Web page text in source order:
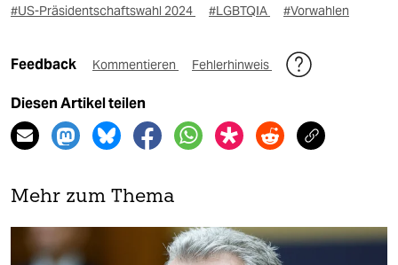
#US-Präsidentschaftswahl 2024
#LGBTQIA #Vorwahlen
Feedback Kommentieren Fehlerhinweis
Diesen Artikel teilen
Mehr zum Thema